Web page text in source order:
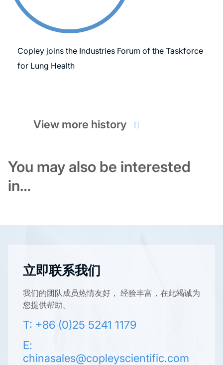
Copley joins the Industries Forum of the Taskforce
for Lung Health
View more history
You may also be interested
in…
立即联系我们
我们的团队成员热情友好， 经验丰富，在此竭诚为
您提供帮助。
T: +86 (0)25 5241 1179
E:
chinasales@copleyscientific.com